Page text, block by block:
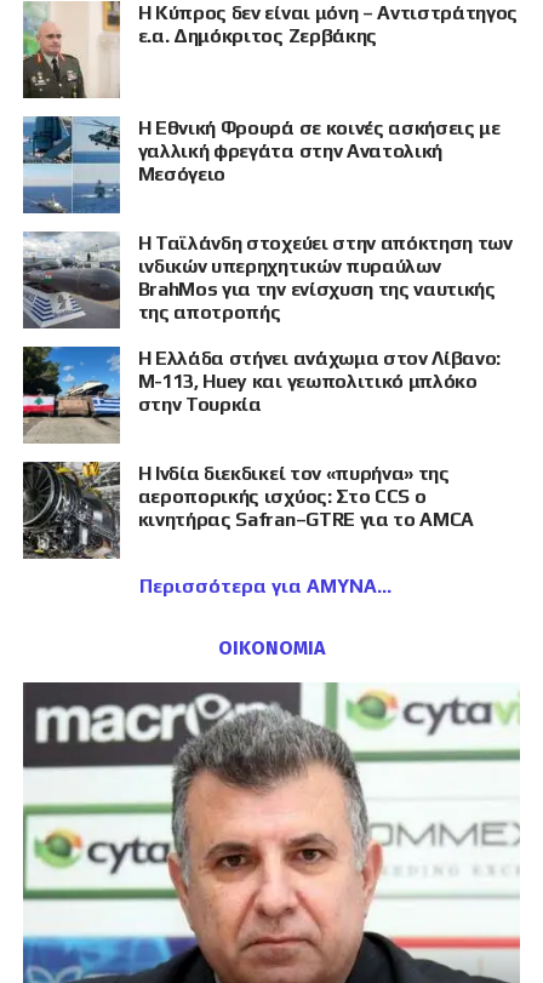
Η Κύπρος δεν είναι μόνη – Αντιστράτηγος
ε.α. Δημόκριτος Ζερβάκης
Η Εθνική Φρουρά σε κοινές ασκήσεις με
γαλλική φρεγάτα στην Ανατολική
Μεσόγειο
Η Ταϊλάνδη στοχεύει στην απόκτηση των
ινδικών υπερηχητικών πυραύλων
BrahMos για την ενίσχυση της ναυτικής
της αποτροπής
Η Ελλάδα στήνει ανάχωμα στον Λίβανο:
M-113, Huey και γεωπολιτικό μπλόκο
στην Τουρκία
Η Ινδία διεκδικεί τον «πυρήνα» της
αεροπορικής ισχύος: Στο CCS ο
κινητήρας Safran–GTRE για το AMCA
Περισσότερα για ΑΜΥΝΑ
ΟΙΚΟΝΟΜΙΑ